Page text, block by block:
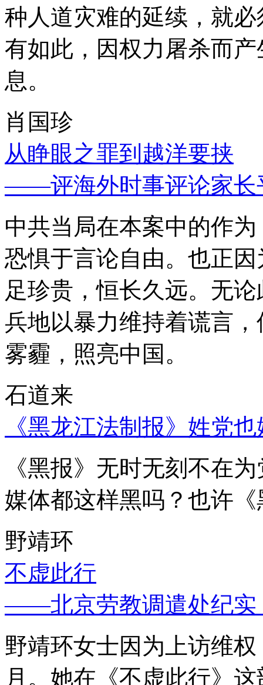
种人道灾难的延续，就
有如此，因权力屠杀而
息。
肖国珍
从睁眼之罪到越洋要挟
——评海外时事评论家长
中共当局在本案中的作
恐惧于言论自由。也正
足珍贵，恒长久远。无
兵地以暴力维持着谎言
雾霾，照亮中国。
石道来
《黑龙江法制报》姓党
《黑报》无时无刻不在
媒体都这样黑吗？也许
野靖环
不虚此行
——北京劳教调遣处纪实
野靖环女士因为上访维
月。她在《不虚此行》